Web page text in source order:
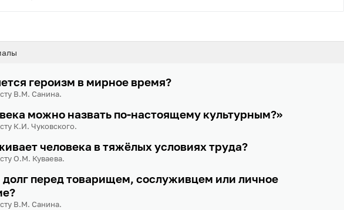
героизм в мирное время?
В.М. Санина.
можно назвать по-настоящему культурным?»
К.И. Чуковского.
человека в тяжёлых условиях труда?
О.М. Куваева.
перед товарищем, сослуживцем или личное
В.М. Санина.